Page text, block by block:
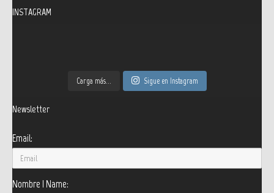
INSTAGRAM
Carga más... Sigue en Instagram
Newsletter
Email:
Nombre | Name: